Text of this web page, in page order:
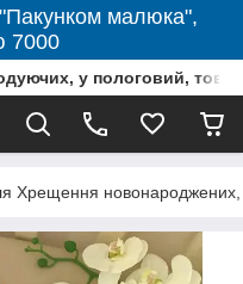
малюка",
7000
у пологовий,
Хрещення новонароджених,